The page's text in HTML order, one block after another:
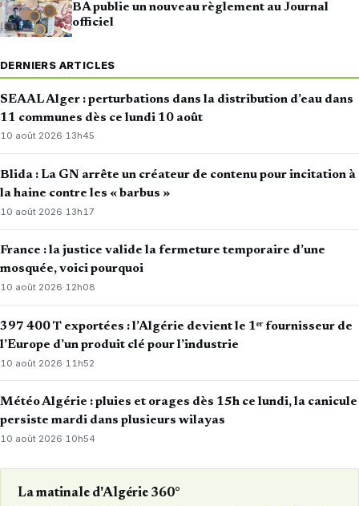
BA publie un nouveau règlement au Journal
officiel
DERNIERS ARTICLES
SEAAL Alger : perturbations dans la distribution d’eau dans
11 communes dès ce lundi 10 août
10 août 2026·13h45
Blida : La GN arrête un créateur de contenu pour incitation à
la haine contre les « barbus »
10 août 2026· 13h17
France : la justice valide la fermeture temporaire d’une
mosquée, voici pourquoi
10 août 2026·12h08
397 400 T exportées : l’Algérie devient le 1ᵉʳ fournisseur de
l’Europe d’un produit clé pour l’industrie
10 août 2026· 11h52
Météo Algérie : pluies et orages dès 15h ce lundi, la canicule
persiste mardi dans plusieurs wilayas
10 août 2026·10h54
La matinale d'Algérie 360°